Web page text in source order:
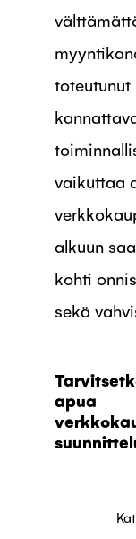
toteutunut
vaikuttaa
alkuun
kohti
sekä
apua